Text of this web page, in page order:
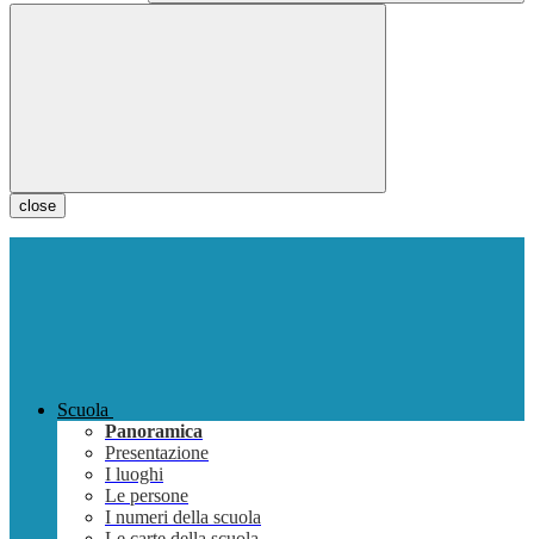
close
Scuola
Panoramica
Presentazione
I luoghi
Le persone
I numeri della scuola